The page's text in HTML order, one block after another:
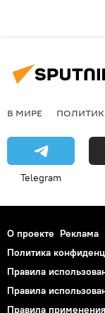
В МИРЕ
Telegram
О проекте Реклама
Политика
Правила
Правила
Правила